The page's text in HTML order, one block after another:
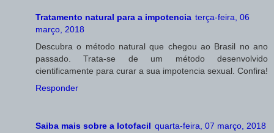
Tratamento natural para a impotencia terça-feira, 06
março, 2018
Descubra o método natural que chegou ao Brasil no ano
passado. Trata-se de um método desenvolvido
cientificamente para curar a sua impotencia sexual. Confira!
Responder
Saiba mais sobre a lotofacil quarta-feira, 07 março, 2018